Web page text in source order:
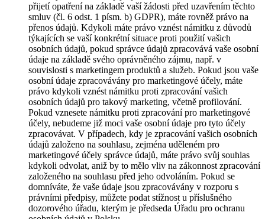
přijetí opatření na základě vaší žádosti před uzavřením těchto
smluv (čl. 6 odst. 1 písm. b) GDPR), máte rovněž právo na
přenos údajů. Kdykoli máte právo vznést námitku z důvodů
týkajících se vaší konkrétní situace proti použití vašich
osobních údajů, pokud správce údajů zpracovává vaše osobní
údaje na základě svého oprávněného zájmu, např. v
souvislosti s marketingem produktů a služeb. Pokud jsou vaše
osobní údaje zpracovávány pro marketingové účely, máte
právo kdykoli vznést námitku proti zpracování vašich
osobních údajů pro takový marketing, včetně profilování.
Pokud vznesete námitku proti zpracování pro marketingové
účely, nebudeme již moci vaše osobní údaje pro tyto účely
zpracovávat. V případech, kdy je zpracování vašich osobních
údajů založeno na souhlasu, zejména uděleném pro
marketingové účely správce údajů, máte právo svůj souhlas
kdykoli odvolat, aniž by to mělo vliv na zákonnost zpracování
založeného na souhlasu před jeho odvoláním. Pokud se
domníváte, že vaše údaje jsou zpracovávány v rozporu s
právními předpisy, můžete podat stížnost u příslušného
dozorového úřadu, kterým je předseda Úřadu pro ochranu